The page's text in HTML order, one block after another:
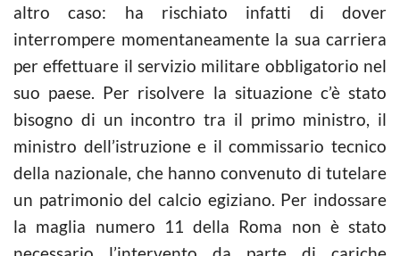
altro caso: ha rischiato infatti di dover
interrompere momentaneamente la sua carriera
per effettuare il servizio militare obbligatorio nel
suo paese. Per risolvere la situazione c’è stato
bisogno di un incontro tra il primo ministro, il
ministro dell’istruzione e il commissario tecnico
della nazionale, che hanno convenuto di tutelare
un patrimonio del calcio egiziano. Per indossare
la maglia numero 11 della Roma non è stato